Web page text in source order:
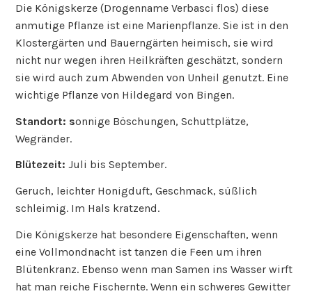
Die Königskerze (Drogenname Verbasci flos) diese
anmutige Pflanze ist eine Marienpflanze. Sie ist in den
Klostergärten und Bauerngärten heimisch, sie wird
nicht nur wegen ihren Heilkräften geschätzt, sondern
sie wird auch zum Abwenden von Unheil genutzt. Eine
wichtige Pflanze von Hildegard von Bingen.
Standort: sonnige Böschungen, Schuttplätze,
Wegränder.
Blütezeit:Juli bis September.
Geruch, leichter Honigduft, Geschmack, süßlich
schleimig. Im Hals kratzend.
Die Königskerze hat besondere Eigenschaften, wenn
eine Vollmondnacht ist tanzen die Feen um ihren
Blütenkranz. Ebenso wenn man Samen ins Wasser wirft
hat man reiche Fischernte. Wenn ein schweres Gewitter